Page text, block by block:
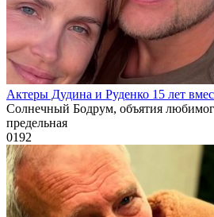
Актеры Дудина и Руденко 15 лет
Солнечный Бодрум, объятия
предельная
0192